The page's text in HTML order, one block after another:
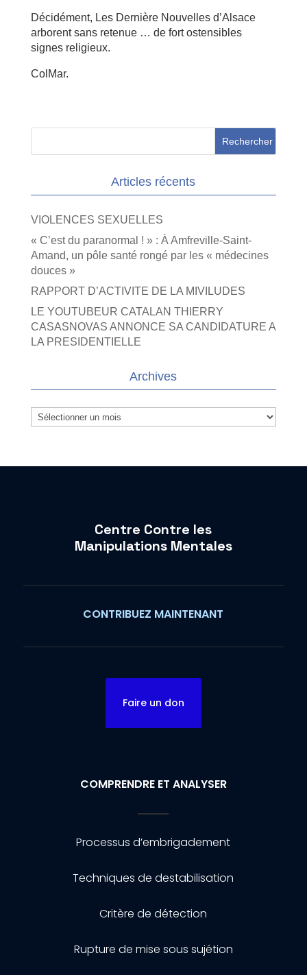
Décidément, Les Dernière Nouvelles d’Alsace
arborent sans retenue … de fort ostensibles
signes religieux.
ColMar.
Articles récents
VIOLENCES SEXUELLES
« C’est du paranormal ! » : À Amfreville-Saint-
Amand, un pôle santé rongé par les « médecines
douces »
RAPPORT D’ACTIVITE DE LA MIVILUDES
LE YOUTUBEUR CATALAN THIERRY
CASASNOVAS ANNONCE SA CANDIDATURE A
LA PRESIDENTIELLE
Archives
Archives
Centre Contre les
Manipulations Mentales
CONTRIBUEZ MAINTENANT
Faire un don
COMPRENDRE ET ANALYSER
Processus d’embrigadement
Techniques de destabilisation
Critère de détection
Rupture de mise sous sujétion